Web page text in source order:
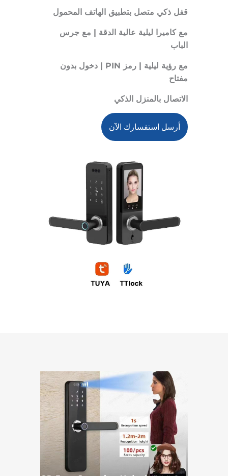
قفل ذكي متصل بتطبيق الهاتف المحمول
مع كاميرا ليلية عالية الدقة | مع جرس
الباب
مع رؤية ليلية | رمز PIN | دخول بدون
مفتاح
الاتصال بالمنزل الذكي
أرسل استفسارك الآن